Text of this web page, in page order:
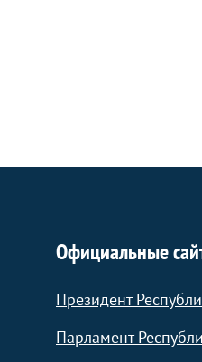
Официальные
Президент
Парламент